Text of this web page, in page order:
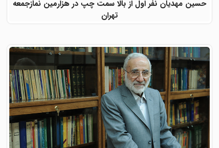
حسین مهدیان نفر اول از بالا سمت چپ در هزارمین نمازجمعه
تهران